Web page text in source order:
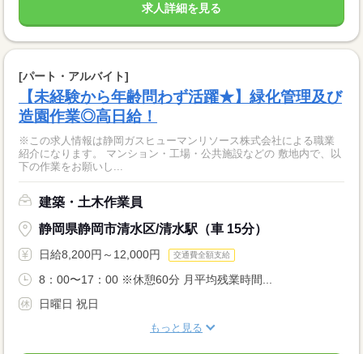
求人詳細を見る
[パート・アルバイト]
【未経験から年齢問わず活躍★】緑化管理及び
造園作業◎高日給！
※この求人情報は静岡ガスヒューマンリソース株式会社による職業
紹介になります。 マンション・工場・公共施設などの 敷地内で、以
下の作業をお願いし...
建築・土木作業員
静岡県静岡市清水区/清水駅（車 15分）
日給8,200円～12,000円 交通費全額支給
8：00〜17：00 ※休憩60分 月平均残業時間...
日曜日 祝日
もっと見る